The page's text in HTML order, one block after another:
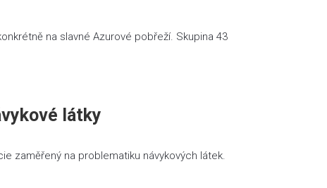
na slavné Azurové pobřeží. Skupina 43
látky
zaměřený na problematiku návykových látek.